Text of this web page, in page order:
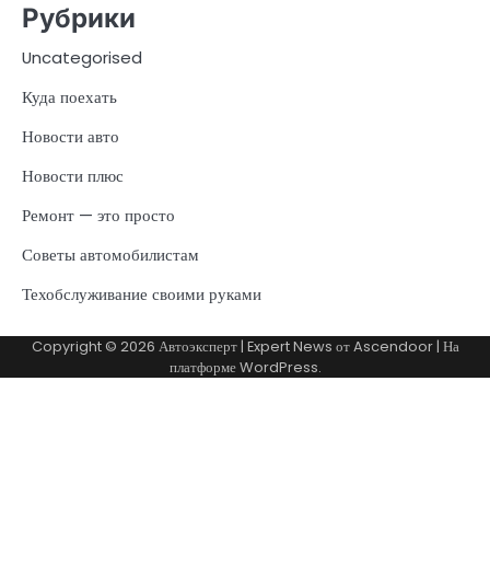
Рубрики
Uncategorised
Куда поехать
Новости авто
Новости плюс
Ремонт — это просто
Советы автомобилистам
Техобслуживание своими руками
Copyright © 2026 Автоэксперт| Expert News отAscendoor| На
платформеWordPress.